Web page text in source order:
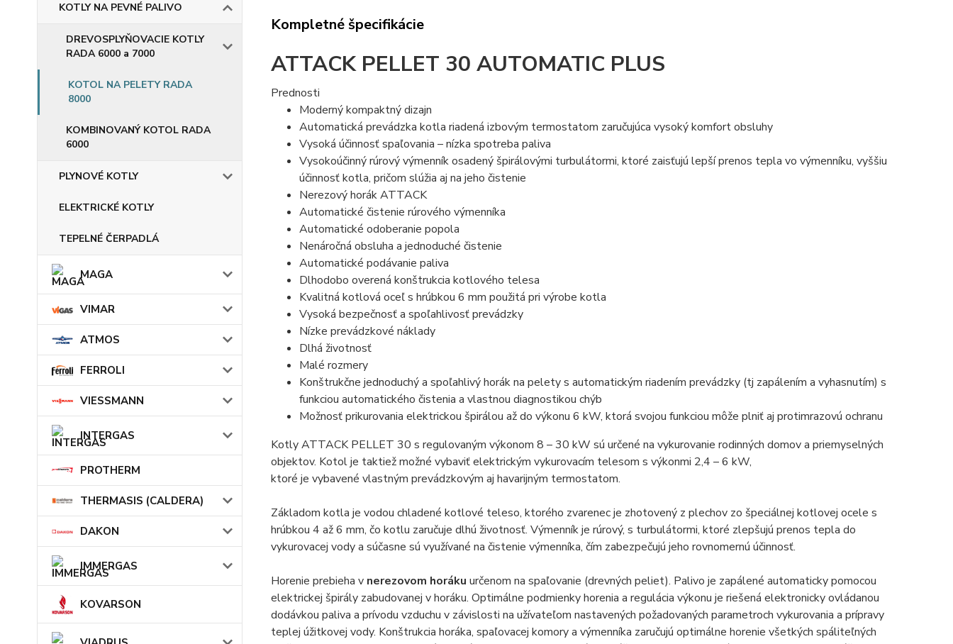
KOTLY NA PEVNÉ PALIVO
DREVOSPLYŇOVACIE KOTLY
RADA 6000 a 7000
KOTOL NA PELETY RADA
8000
KOMBINOVANÝ KOTOL RADA
6000
PLYNOVÉ KOTLY
ELEKTRICKÉ KOTLY
TEPELNÉ ČERPADLÁ
MAGA
VIMAR
ATMOS
FERROLI
VIESSMANN
INTERGAS
PROTHERM
THERMASIS (CALDERA)
DAKON
IMMERGAS
KOVARSON
Kompletné špecifikácie
ATTACK PELLET 30 AUTOMATIC PLUS
Prednosti
Moderný kompaktný dizajn
Automatická prevádzka kotla riadená izbovým termostatom zaručujúca vysoký komfort obsluhy
Vysoká účinnosť spaľovania – nízka spotreba paliva
Vysokoúčinný rúrový výmenník osadený špirálovými turbulátormi, ktoré zaisťujú lepší prenos tepla vo výmenníku, vyššiu
účinnosť kotla, pričom slúžia aj na jeho čistenie
Nerezový horák ATTACK
Automatické čistenie rúrového výmenníka
Automatické odoberanie popola
Nenáročná obsluha a jednoduché čistenie
Automatické podávanie paliva
Dlhodobo overená konštrukcia kotlového telesa
Kvalitná kotlová oceľ s hrúbkou 6 mm použitá pri výrobe kotla
Vysoká bezpečnosť a spoľahlivosť prevádzky
Nízke prevádzkové náklady
Dlhá životnosť
Malé rozmery
Konštrukčne jednoduchý a spoľahlivý horák na pelety s automatickým riadením prevádzky (tj zapálením a vyhasnutím) s
funkciou automatického čistenia a vlastnou diagnostikou chýb
Možnosť prikurovania elektrickou špirálou až do výkonu 6 kW, ktorá svojou funkciou môže plniť aj protimrazovú ochranu
Kotly ATTACK PELLET 30 s regulovaným výkonom 8 – 30 kW sú určené na vykurovanie rodinných domov a priemyselných
objektov. Kotol je taktiež možné vybaviť elektrickým vykurovacím telesom s výkonmi 2,4 – 6 kW,
ktoré je vybavené vlastným prevádzkovým aj havarijným termostatom.
Základom kotla je vodou chladené kotlové teleso, ktorého zvarenec je zhotovený z plechov zo špeciálnej kotlovej ocele s
hrúbkou 4 až 6 mm, čo kotlu zaručuje dlhú životnosť. Výmenník je rúrový, s turbulátormi, ktoré zlepšujú prenos tepla do
vykurovacej vody a súčasne sú využívané na čistenie výmenníka, čím zabezpečujú jeho rovnomernú účinnosť.
Horenie prebieha v nerezovom horáku určenom na spaľovanie (drevných peliet). Palivo je zapálené automaticky pomocou
elektrickej špirály zabudovanej v horáku. Optimálne podmienky horenia a regulácia výkonu je riešená elektronicky ovládanou
dodávkou paliva a prívodu vzduchu v závislosti na užívateľom nastavených požadovaných parametroch vykurovania a prípravy
teplej úžitkovej vody. Konštrukcia horáka, spaľovacej komory a výmenníka zaručujú optimálne horenie všetkých spáliteľných